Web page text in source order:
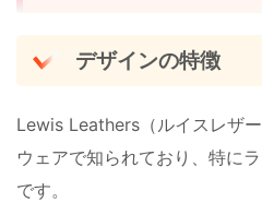
デザインの特徴
Lewis Leathers（ルイスレザ
ウェアで知られており、特に
です。